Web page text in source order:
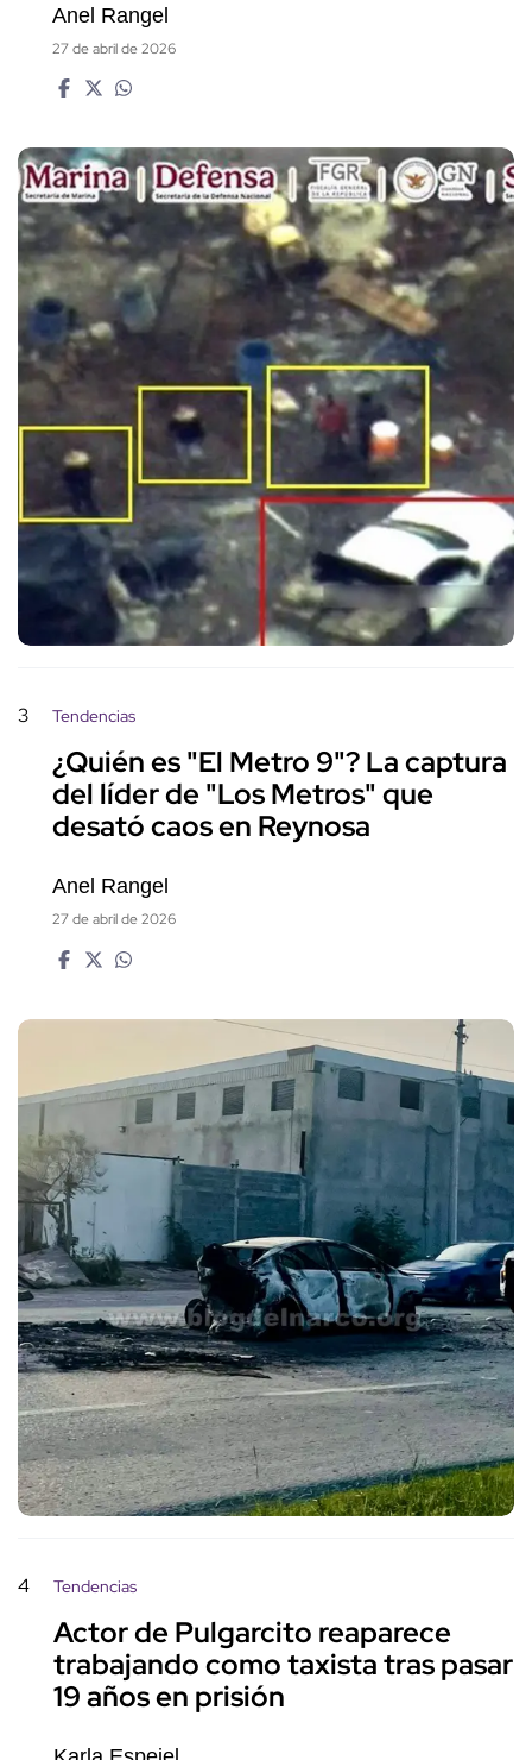
Anel Rangel
27 de abril de 2026
3 Tendencias
¿Quién es "El Metro 9"? La captura
del líder de "Los Metros" que
desató caos en Reynosa
Anel Rangel
27 de abril de 2026
4 Tendencias
Actor de Pulgarcito reaparece
trabajando como taxista tras pasar
19 años en prisión